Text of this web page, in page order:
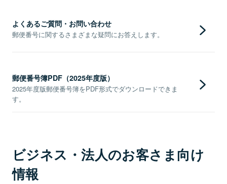
よくあるご質問・お問い合わせ
郵便番号に関するさまざまな疑問にお答えします。
郵便番号簿PDF（2025年度版）
2025年度版郵便番号簿をPDF形式でダウンロードできま
す。
ビジネス・法人のお客さま向け
情報